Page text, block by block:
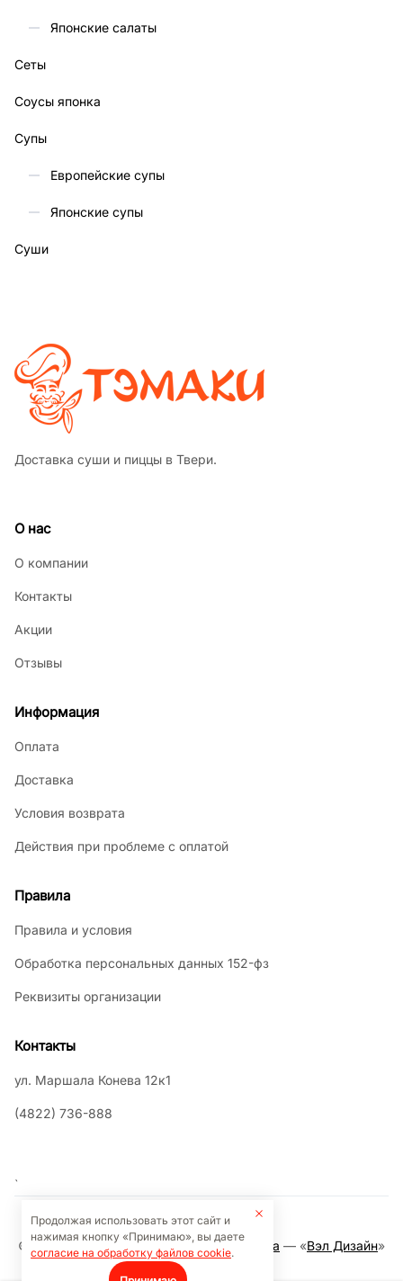
Японские салаты
Сеты
Соусы японка
Супы
Европейские супы
Японские супы
Суши
Доставка суши и пиццы в Твери.
О нас
О компании
Контакты
Акции
Отзывы
Информация
Оплата
Доставка
Условия возврата
Действия при проблеме с оплатой
Правила
Правила и условия
Обработка персональных данных 152-фз
Реквизиты организации
Контакты
ул. Маршала Конева 12к1
(4822) 736-888
`
Продолжая использовать этот сайт и
нажимая кнопку «Принимаю», вы даете
согласие на обработку файлов cookie.
©2026 Кафе Тэмаки. ©Разработка сайта — «Вэл Дизайн»